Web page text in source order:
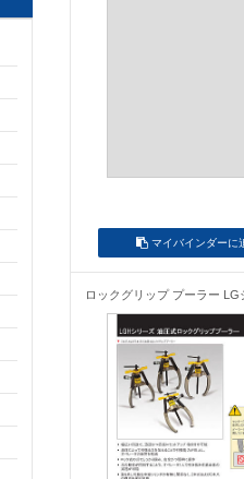
マイバインダーに
ロックグリップ プーラー LG